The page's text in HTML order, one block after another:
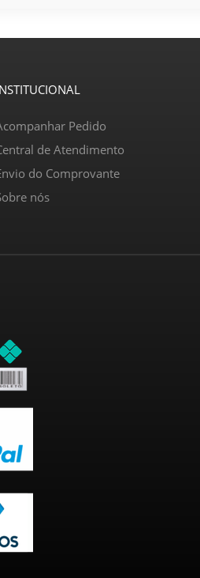
Pedido
de Atendimento
do Comprovante
nós